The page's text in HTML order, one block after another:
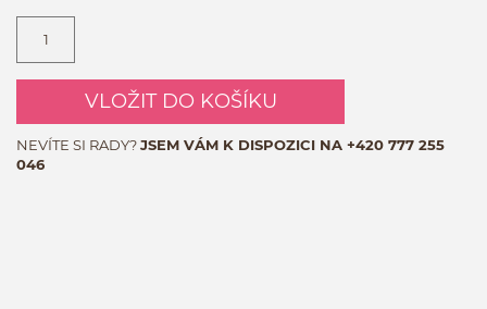
VLOŽIT DO KOŠÍKU
NEVÍTE SI RADY?JSEM VÁM K DISPOZICI NA +420 777 255
046